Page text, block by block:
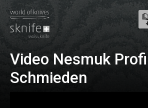
Video Nesmuk
Schmieden